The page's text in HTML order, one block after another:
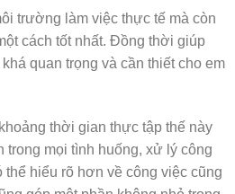
trường làm việc thực tế mà còn
cách tốt nhất. Đồng thời giúp
quan trọng và cần thiết cho em
thời gian thực tập thế này
mọi tình huống, xử lý công
hiểu rõ hơn về công việc cũng